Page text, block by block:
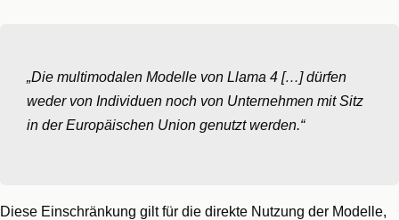
„Die multimodalen Modelle von Llama 4 […] dürfen
weder von Individuen noch von Unternehmen mit Sitz
in der Europäischen Union genutzt werden.“
Diese Einschränkung gilt für die direkte Nutzung der Modelle,